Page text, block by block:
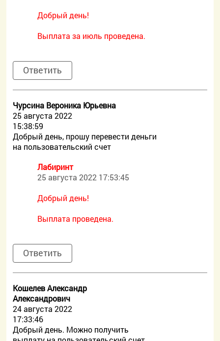
Добрый день!
Выплата за июль проведена.
Ответить
Чурсина Вероника Юрьевна
25 августа 2022
15:38:59
Добрый день, прошу перевести деньги
на пользовательский счет
Лабиринт
25 августа 2022 17:53:45
Добрый день!
Выплата проведена.
Ответить
Кошелев Александр
Александрович
24 августа 2022
17:33:46
Добрый день. Можно получить